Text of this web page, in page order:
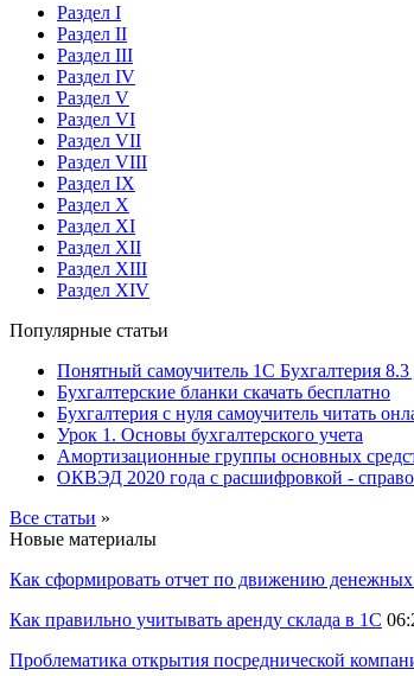
Раздел I
Раздел II
Раздел III
Раздел IV
Раздел V
Раздел VI
Раздел VII
Раздел VIII
Раздел IX
Раздел X
Раздел XI
Раздел XII
Раздел XIII
Раздел XIV
Популярные статьи
Понятный самоучитель 1С Бухгалтерия
Бухгалтерские бланки скачать бесплатно
Бухгалтерия с нуля самоучитель читать
Урок 1. Основы бухгалтерского учета
Амортизационные группы основных
ОКВЭД 2020 года с расшифровкой -
Все статьи »
Новые материалы
Как сформировать отчет по движению денежных
Как правильно учитывать аренду склада в 1С
Проблематика открытия посреднической